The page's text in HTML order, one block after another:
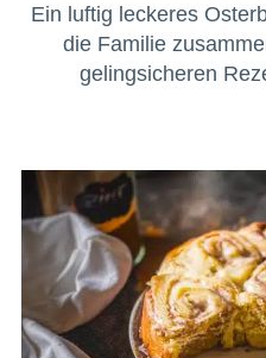
Ein luftig leckeres
die Familie
gelingsicheren